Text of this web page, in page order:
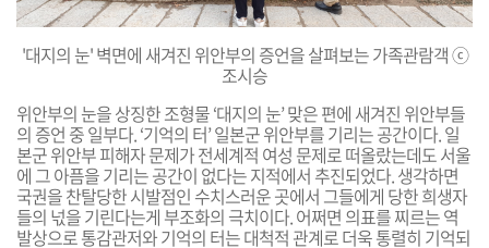
'대지의 눈' 벽면에 새겨진 위안부의 증언을 살펴보는 가족관람객 ⓒ
조시승
위안부의 눈을 상징한 조형물 ‘대지의 눈’ 맞은 편에 새겨진 위안부들
의 증언 중 일부다.‘기억의 터’ 일본군 위안부를 기리는 공간이다. 일
본군 위안부 피해자 문제가 전세계적 여성 문제로 떠올랐는데도 서울
에 그 아픔을 기리는 공간이 없다는 지적에서 추진되었다. 생각하면
국권을 찬탈당한 시발점인 수치스러운 곳에서 그들에게 당한 희생자
들의 넋을 기린다는게 부조화의 극치이다. 어쩌면 의표를 찌르는 역
발상으로 통감관저와 기억의 터는 대척적 관계로 더욱 통렬히 기억되